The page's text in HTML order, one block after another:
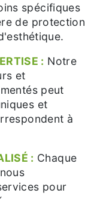
spécifiques
de protection
: Notre
et
peut
et
à
: Chaque
pour